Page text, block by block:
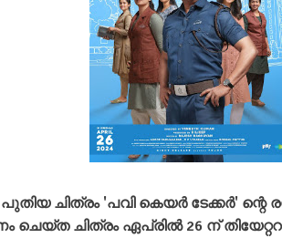
പുതിയ ചിത്രം 'പവി കെയർ ടേക്കർ'
ചെയ്ത ചിത്രം ഏപ്രിൽ 26 ന്